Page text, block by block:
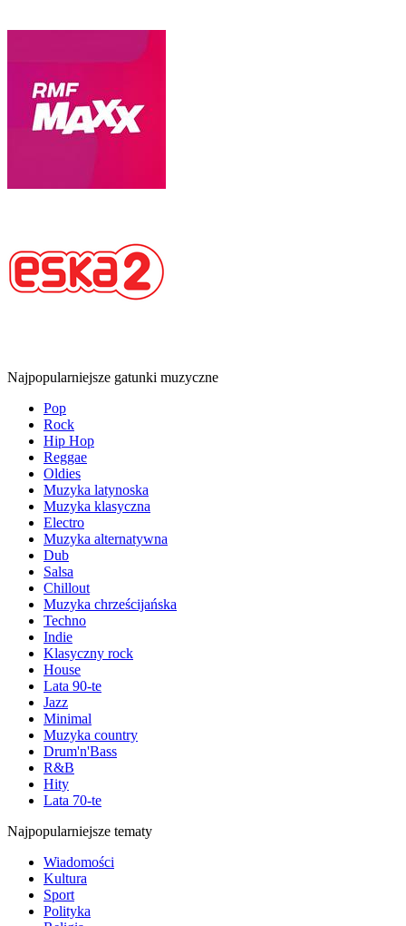
Najpopularniejsze gatunki muzyczne
Pop
Rock
Hip Hop
Reggae
Oldies
Muzyka latynoska
Muzyka klasyczna
Electro
Muzyka alternatywna
Dub
Salsa
Chillout
Muzyka chrześcijańska
Techno
Indie
Klasyczny rock
House
Lata 90-te
Jazz
Minimal
Muzyka country
Drum'n'Bass
R&B
Hity
Lata 70-te
Najpopularniejsze tematy
Wiadomości
Kultura
Sport
Polityka